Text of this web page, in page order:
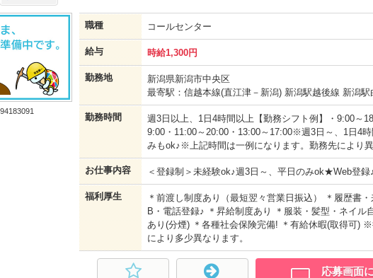
職種 コールセンター
給与 時給1,300円
勤務地
新潟県新潟市中央区
最寄駅：信越本線(直江津－新潟) 新潟駅越後線 新潟駅
勤務時間
週3日以上、1日4時間以上【勤務シフト例】・9:00～
9:00・11:00～20:00・13:00～17:00※週3日～、1日4
みもok♪※上記時間は一例になります。勤務先により異
お仕事内容 ＜登録制＞未経験ok♪週3日～、平日のみok★Web登録
福利厚生
＊前渡し制度あり（最短翌々営業日振込） ＊履歴書
B・電話登録♪ ＊昇給制度あり ＊服装・髪型・ネイル
あり(分煙) ＊各種社会保険完備! ＊有給休暇(取得可)
により多少異なります。
応募画面